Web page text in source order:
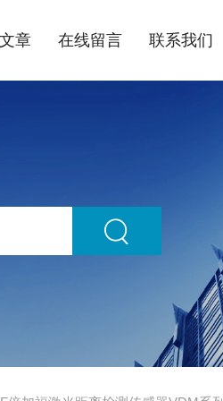
章 在线留言 联系我们